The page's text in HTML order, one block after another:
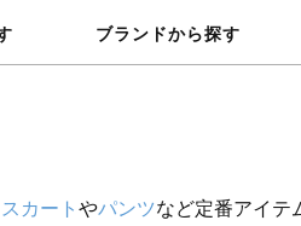
ブランドから探す
スカート やパンツなど定番アイテ